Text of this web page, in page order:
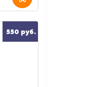
550 руб.